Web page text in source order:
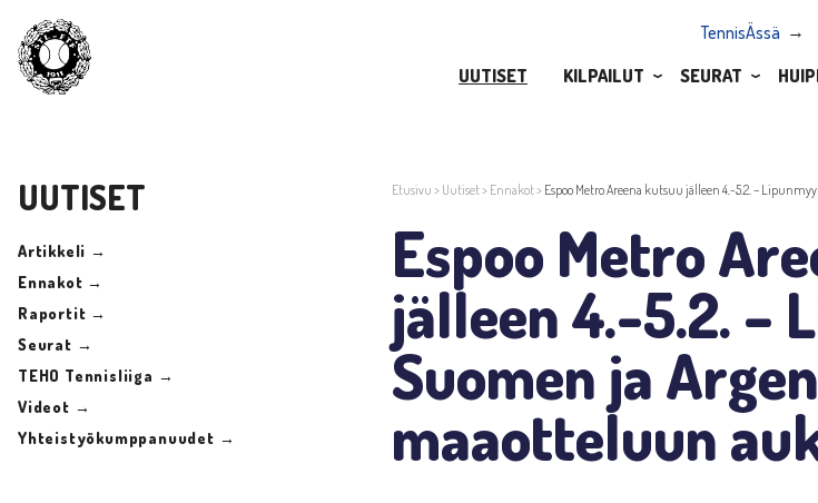
TennisÄssä
UUTISET
KILPAILUT SEURAT
UUTISET
Artikkeli →
Ennakot →
Raportit →
Seurat →
TEHO Tennisliiga →
Videot →
Yhteistyökumppanuudet →
Etusivu > Uutiset> Ennakot> Espoo Metro Areena kutsuu jälleen 4.-5.2. –
Espoo Metro
jälleen 4.-5.2. –
Suomen ja
maaotteluun